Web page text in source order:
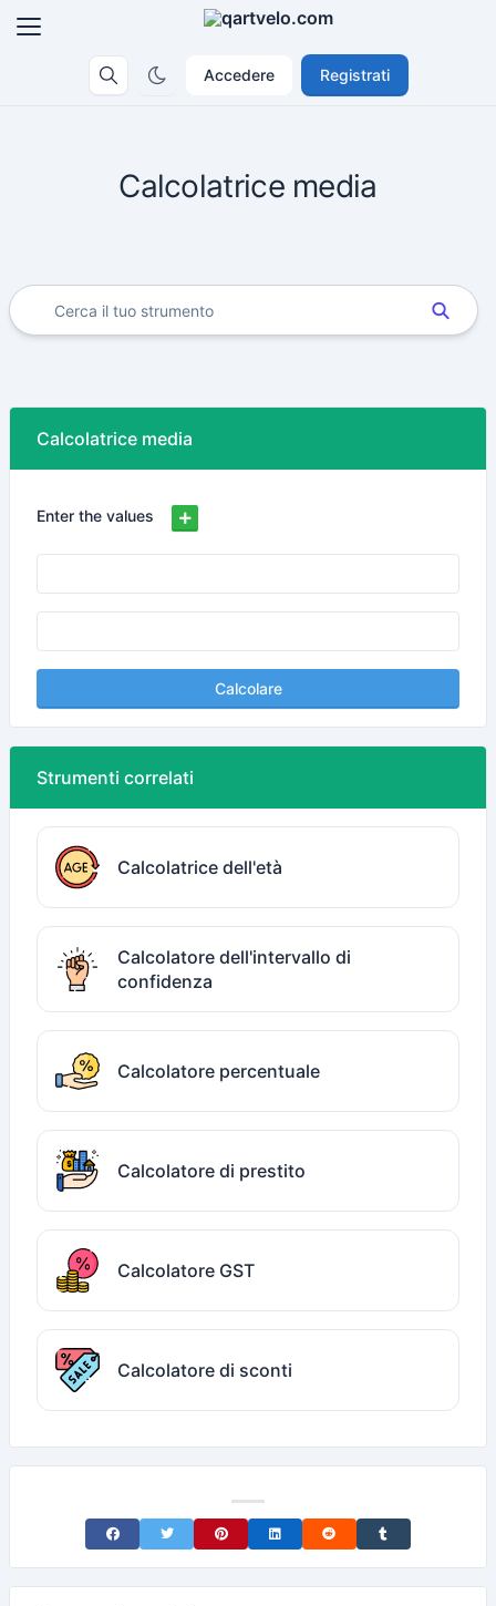
Accedere Registrati
Calcolatrice media
Calcolatrice media
Enter the values
Calcolare
Strumenti correlati
Calcolatrice dell'età
Calcolatore dell'intervallo di
confidenza
Calcolatore percentuale
Calcolatore di prestito
Calcolatore GST
Calcolatore di sconti
Share on Facebook
Share on TwitterShare on Pinterest
Share on LinkedIn
Share on RedditShare on Tumblr